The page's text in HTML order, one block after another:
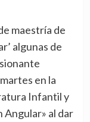
algunas de
en la
Infantil y
Angular» al dar